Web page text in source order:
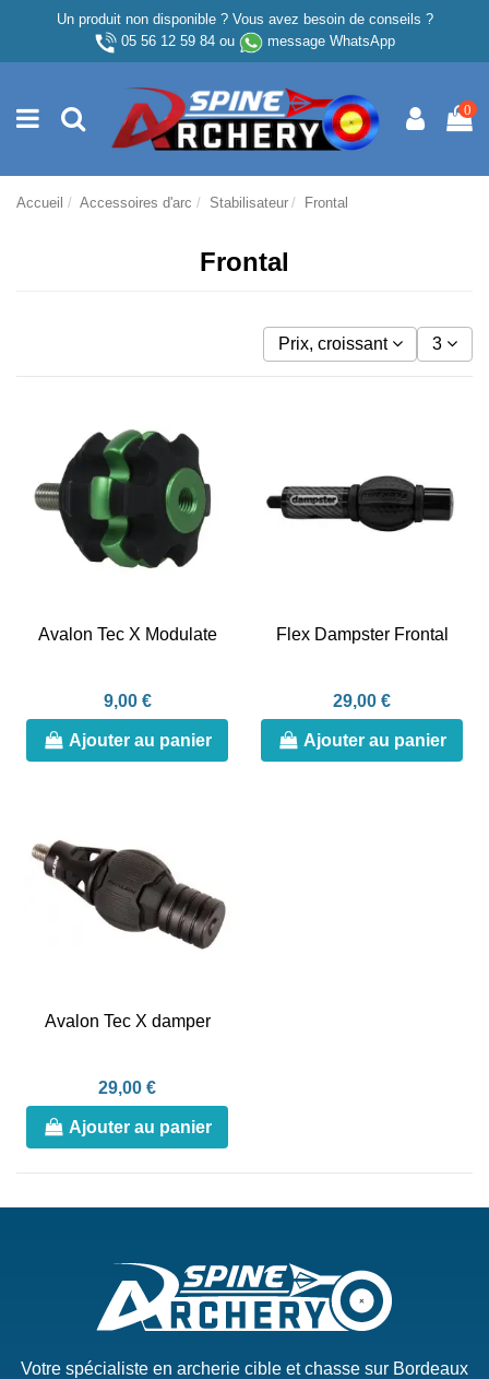
Un produit non disponible ? Vous avez besoin de conseils ?
05 56 12 59 84ou message WhatsApp
0
Accueil Accessoires d'arc Stabilisateur Frontal
Frontal
Prix, croissant 3
Avalon Tec X Modulate
9,00 €
Ajouter au panier
Flex Dampster Frontal
29,00 €
Ajouter au panier
Avalon Tec X damper
29,00 €
Ajouter au panier
Votre spécialiste en archerie cible et chasse sur Bordeaux